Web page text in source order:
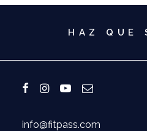
HAZ QUE
info@fitpass.com